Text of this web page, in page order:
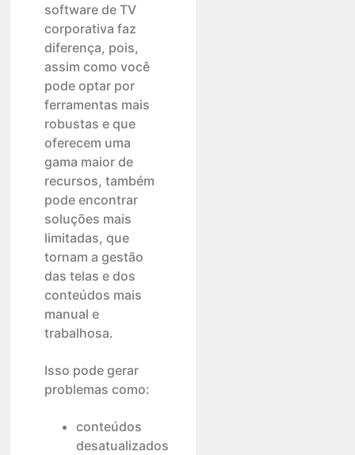
software de TV
corporativa faz
diferença, pois,
assim como você
pode optar por
ferramentas mais
robustas e que
oferecem uma
gama maior de
recursos, também
pode encontrar
soluções mais
limitadas, que
tornam a gestão
das telas e dos
conteúdos mais
manual e
trabalhosa.
Isso pode gerar
problemas como:
conteúdos
desatualizados